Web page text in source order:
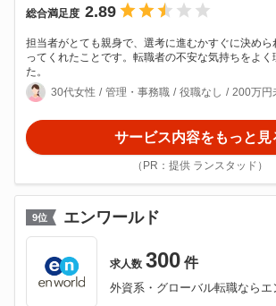
総合満足度 2.89
担当者がとても親身で、選考に進むかすぐに決め
ってくれたことです。転職者の不安な気持ちをよく
た。
30代女性
管理・事務職 役職なし 200万円
サービス内容をもっと見
（PR：提供 ランスタッド）
9位 エンワールド
求人数 300 件
外資系・グローバル転職ならエ